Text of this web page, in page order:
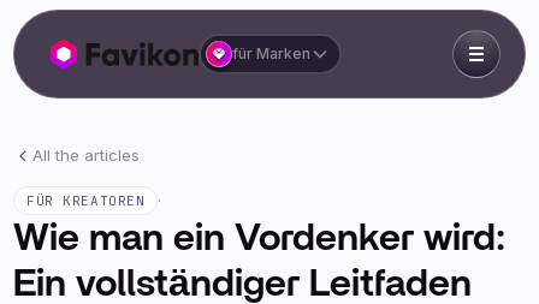
für Marken
All the articles
FÜR KREATOREN ·
Wie man ein Vordenker wird:
Ein vollständiger Leitfaden